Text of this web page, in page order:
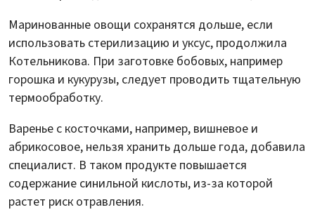
Маринованные овощи сохранятся дольше, если
использовать стерилизацию и уксус, продолжила
Котельникова. При заготовке бобовых, например
горошка и кукурузы, следует проводить тщательную
термообработку.
Варенье с косточками, например, вишневое и
абрикосовое, нельзя хранить дольше года, добавила
специалист. В таком продукте повышается
содержание синильной кислоты, из-за которой
растет риск отравления.